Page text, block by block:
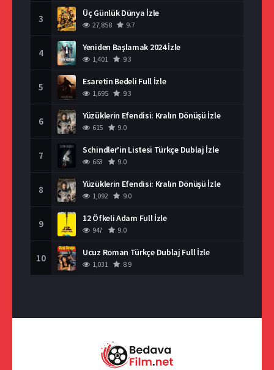
3 Üç Günlük Dünya İzle
27,858 9.7
4 Yeniden Başlamak 2024 İzle
1,401 9.3
5 Esaretin Bedeli Full İzle
1,695 9.3
6 Yüzüklerin Efendisi: Kralın Dönüşü İzle
615 9.0
7 Schindler’in Listesi Türkçe Dublaj İzle
663 9.0
8 Yüzüklerin Efendisi: Kralın Dönüşü İzle
1,092 9.0
9 12 Öfkeli Adam Full İzle
947 9.0
10 Ucuz Roman Türkçe Dublaj Full İzle
1,031 8.9